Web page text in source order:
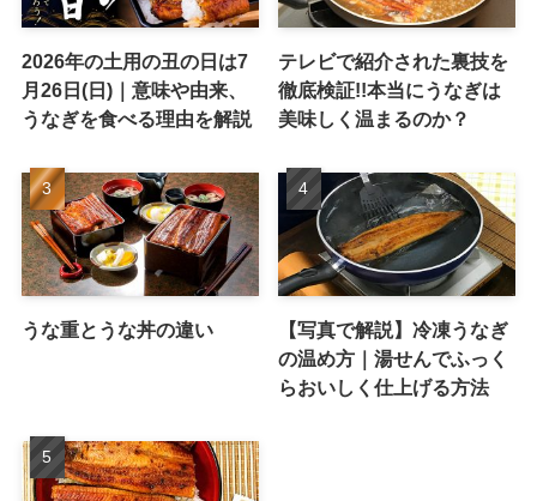
2026年の土用の丑の日は7
月26日(日)｜意味や由来、
うなぎを食べる理由を解説
テレビで紹介された裏技を
徹底検証!!本当にうなぎは
美味しく温まるのか？
うな重とうな丼の違い
【写真で解説】冷凍うなぎ
の温め方｜湯せんでふっく
らおいしく仕上げる方法